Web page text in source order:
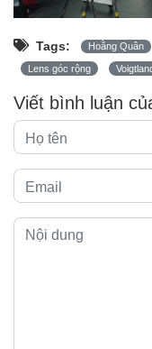
Tags: Hoằng Quân
Lens góc rộng
Viết bình luận